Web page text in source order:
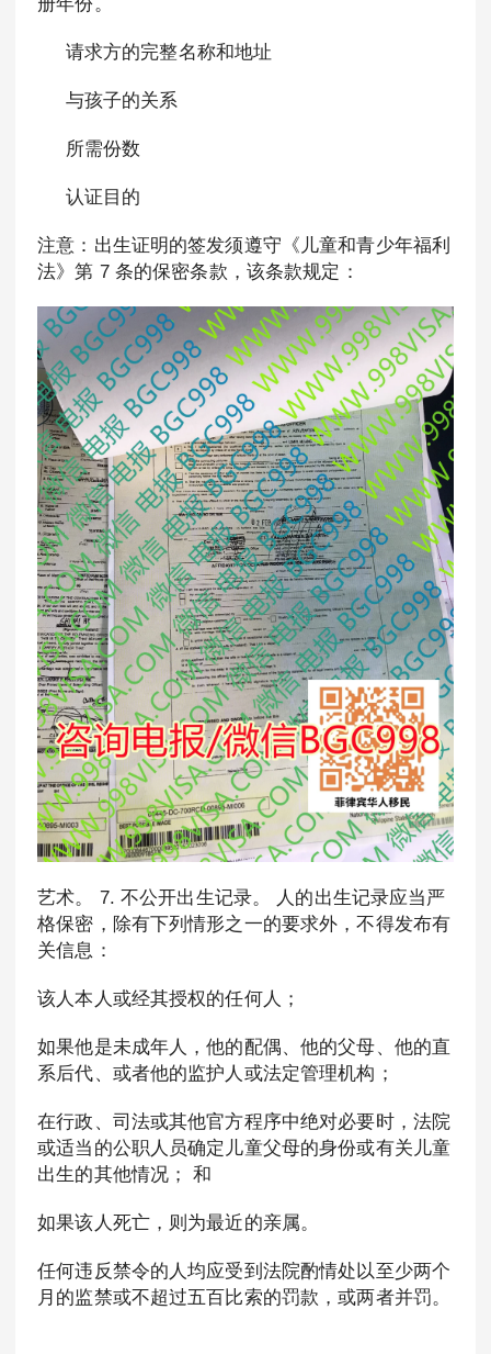
请求方的完整名称和地址
与孩子的关系
所需份数
认证目的
注意：出生证明的签发须遵守《儿童和青少年福利
法》第 7 条的保密条款，该条款规定：
艺术。 7. 不公开出生记录。 人的出生记录应当严
格保密，除有下列情形之一的要求外，不得发布有
关信息：
该人本人或经其授权的任何人；
如果他是未成年人，他的配偶、他的父母、他的直
系后代、或者他的监护人或法定管理机构；
在行政、司法或其他官方程序中绝对必要时，法院
或适当的公职人员确定儿童父母的身份或有关儿童
出生的其他情况； 和
如果该人死亡，则为最近的亲属。
任何违反禁令的人均应受到法院酌情处以至少两个
月的监禁或不超过五百比索的罚款，或两者并罚。